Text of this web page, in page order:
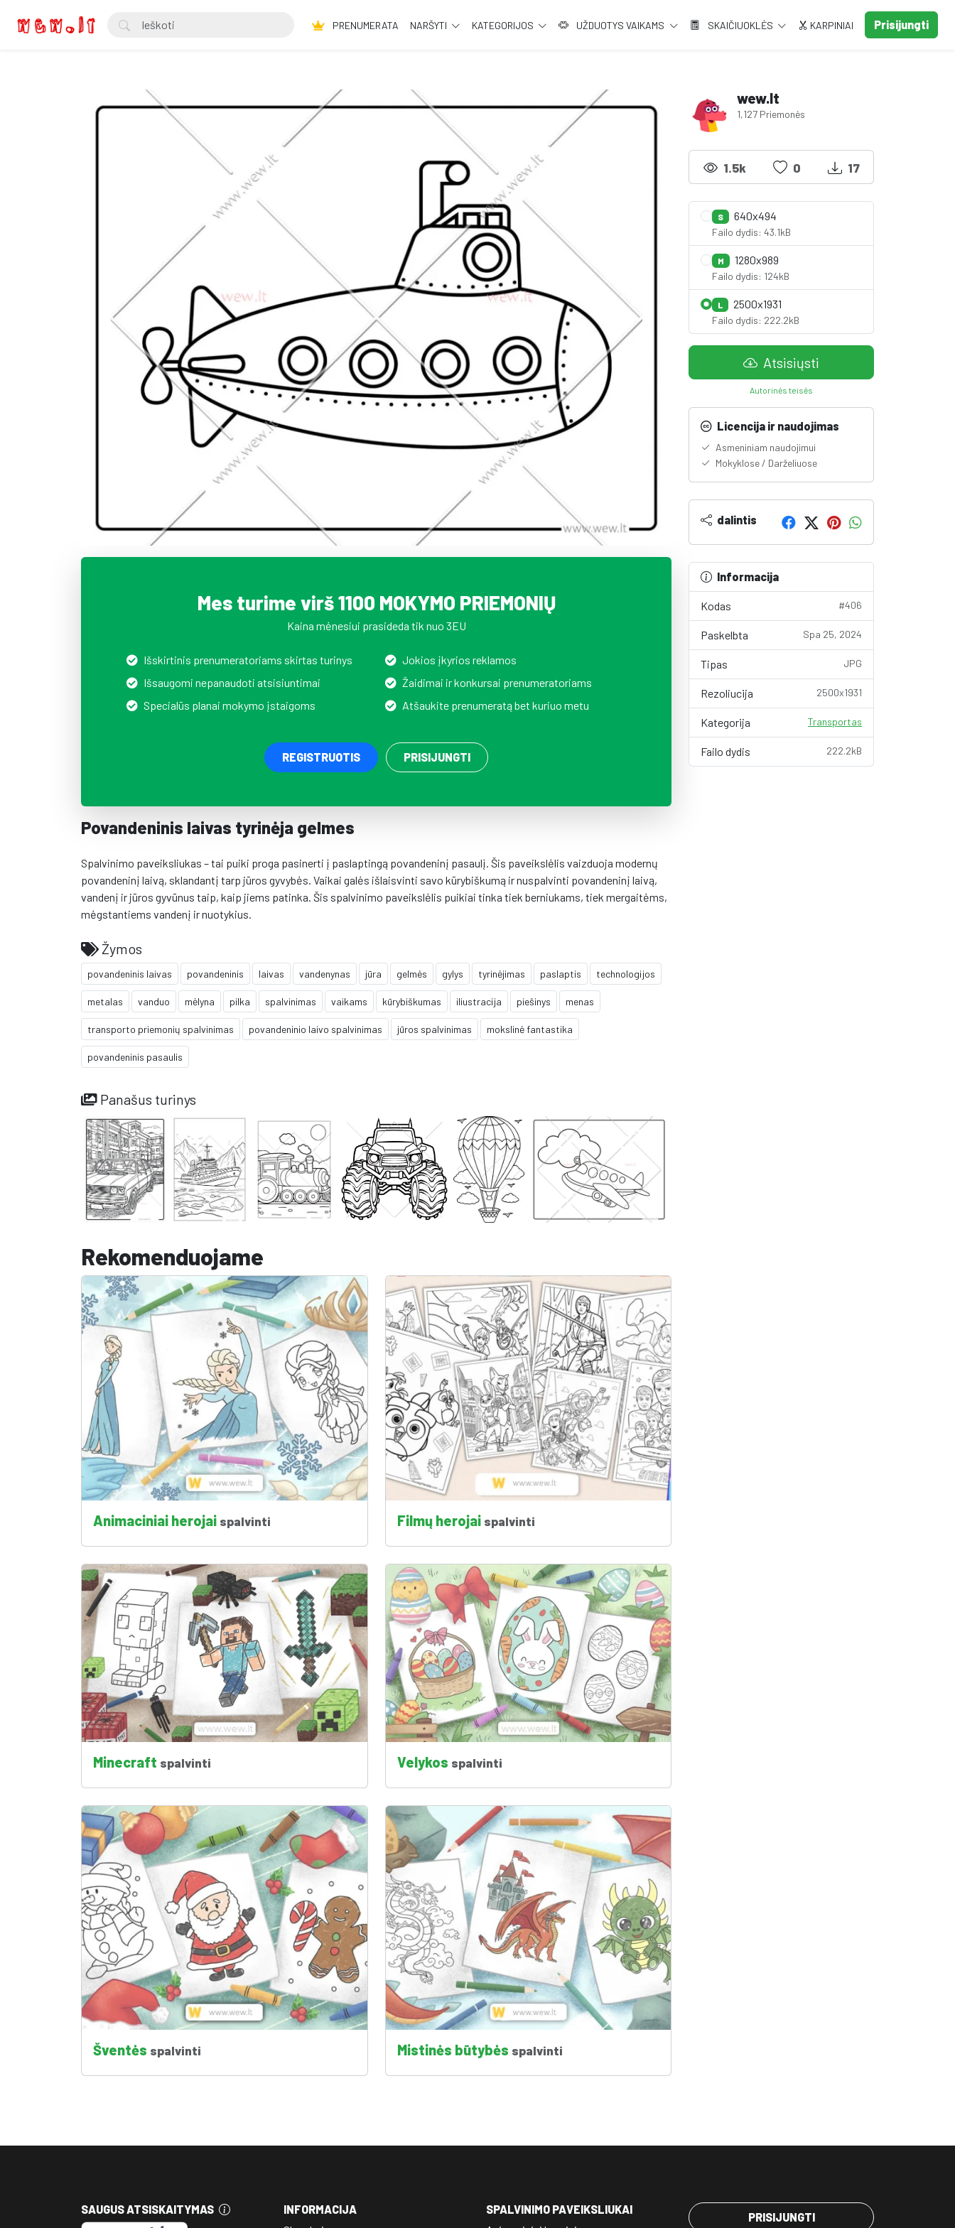
PRENUMERATA NARŠYTI KATEGORIJOS UŽDUOTYS VAIKAMS SKAIČIUOKLĖS KARPINIAI Prisijungti
Mes turime virš 1100 MOKYMO PRIEMONIŲ
Kaina mėnesiui prasideda tik nuo 3EU
Išskirtinis prenumeratoriams skirtas turinys
Išsaugomi nepanaudoti atsisiuntimai
Specialūs planai mokymo įstaigoms
Jokios įkyrios reklamos
Žaidimai ir konkursai prenumeratoriams
Atšaukite prenumeratą bet kuriuo metu
REGISTRUOTIS PRISIJUNGTI
Povandeninis laivas tyrinėja gelmes
Spalvinimo paveiksliukas – tai puiki proga pasinerti į paslaptingą povandeninį pasaulį. Šis paveikslėlis vaizduoja modernų
povandeninį laivą, sklandantį tarp jūros gyvybės. Vaikai galės išlaisvinti savo kūrybiškumą ir nuspalvinti povandeninį laivą,
vandenį ir jūros gyvūnus taip, kaip jiems patinka. Šis spalvinimo paveikslėlis puikiai tinka tiek berniukams, tiek mergaitėms,
mėgstantiems vandenį ir nuotykius.
Žymos
povandeninis laivas povandeninis laivas vandenynas jūra gelmės gylys tyrinėjimas paslaptis technologijos
metalas vanduo mėlyna pilka spalvinimas vaikams kūrybiškumas iliustracija piešinys menas
transporto priemonių spalvinimas povandeninio laivo spalvinimas jūros spalvinimas mokslinė fantastika
povandeninis pasaulis
Panašus turinys
Rekomenduojame
Animaciniai herojai spalvinti Filmų herojai spalvinti
Minecraft spalvinti Velykos spalvinti
Šventės spalvinti Mistinės būtybės spalvinti
wew.lt
1,127 Priemonės
1.5k 0 17
S 640x494
Failo dydis: 43.1kB
M 1280x989
Failo dydis: 124kB
L 2500x1931
Failo dydis: 222.2kB
Atsisiųsti
Autorinės teisės
Licencija ir naudojimas
Asmeniniam naudojimui
Mokyklose / Darželiuose
dalintis
Informacija
Kodas #406
Paskelbta Spa 25, 2024
Tipas JPG
Rezoliucija 2500x1931
Kategorija Transportas
Failo dydis 222.2kB
SAUGUS ATSISKAITYMAS
INFORMACIJA
SPALVINIMO PAVEIKSLIUKAI
PRISIJUNGTI